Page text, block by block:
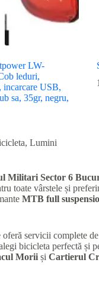
LW-
leduri,
USB,
sa, 35gr, negru,
, Lumini
Militari Sector 6
toate vârstele și
MTB full
servicii complete de
bicicleta perfectă
Morii și Cartierul